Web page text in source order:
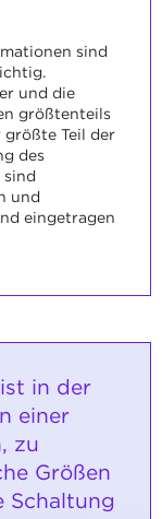
sind
und die
größtenteils
Teil der
des
und
eingetragen
in der
einer
zu
Größen
Schaltung